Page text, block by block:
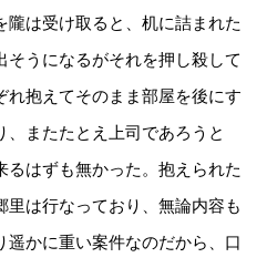
隴は受け取ると、机に詰まれた
うになるがそれを押し殺して
れ抱えてそのまま部屋を後にす
、またたとえ上司であろうと
るはずも無かった。抱えられた
は行なっており、無論内容も
かに重い案件なのだから、口